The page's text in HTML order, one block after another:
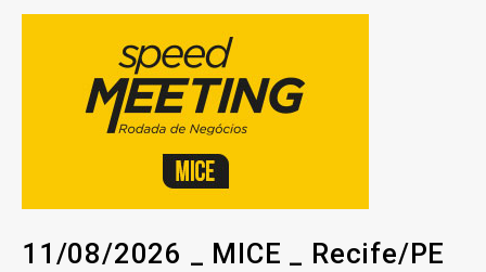
11/08/2026 _ MICE _ Recife/PE